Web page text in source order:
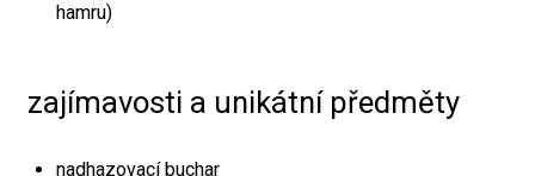
hamru)
zajímavosti a unikátní předměty
nadhazovací buchar